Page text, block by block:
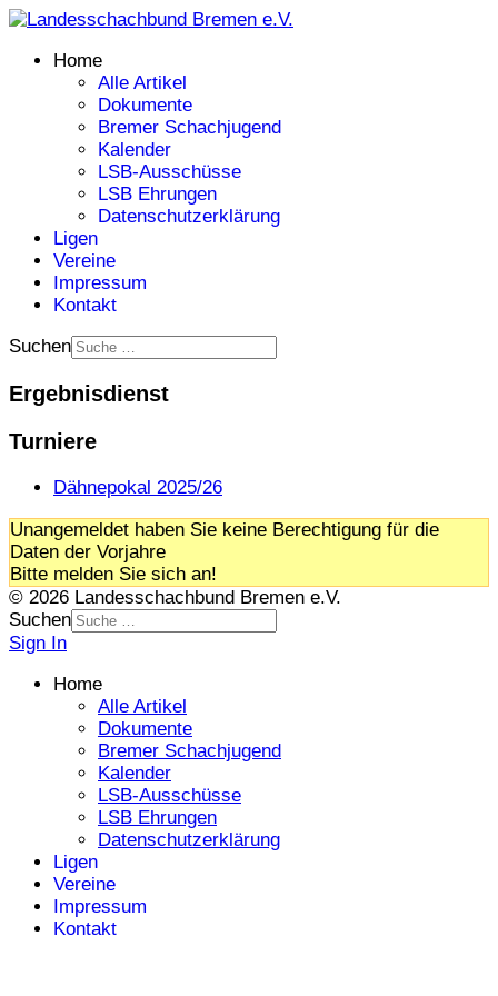
Home
Alle Artikel
Dokumente
Bremer Schachjugend
Kalender
LSB-Ausschüsse
LSB Ehrungen
Datenschutzerklärung
Ligen
Vereine
Impressum
Kontakt
Suchen
Ergebnisdienst
Turniere
Dähnepokal 2025/26
Unangemeldet haben Sie keine Berechtigung für die
Daten der Vorjahre
Bitte melden Sie sich an!
© 2026 Landesschachbund Bremen e.V.
Suchen
Sign In
Home
Alle Artikel
Dokumente
Bremer Schachjugend
Kalender
LSB-Ausschüsse
LSB Ehrungen
Datenschutzerklärung
Ligen
Vereine
Impressum
Kontakt